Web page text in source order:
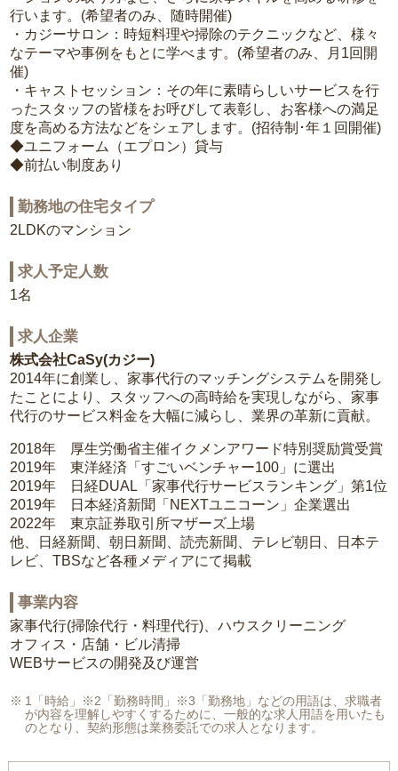
行います。(希望者のみ、随時開催)
・カジーサロン：時短料理や掃除のテクニックなど、様々
なテーマや事例をもとに学べます。(希望者のみ、月1回開
催)
・キャストセッション：その年に素晴らしいサービスを行
ったスタッフの皆様をお呼びして表彰し、お客様への満足
度を高める方法などをシェアします。(招待制･年１回開催)
◆ユニフォーム（エプロン）貸与
◆前払い制度あり
勤務地の住宅タイプ
2LDKのマンション
求人予定人数
1名
求人企業
株式会社CaSy(カジー)
2014年に創業し、家事代行のマッチングシステムを開発し
たことにより、スタッフへの高時給を実現しながら、家事
代行のサービス料金を大幅に減らし、業界の革新に貢献。
2018年 厚生労働省主催イクメンアワード特別奨励賞受賞
2019年 東洋経済「すごいベンチャー100」に選出
2019年 日経DUAL「家事代行サービスランキング」第1位
2019年 日本経済新聞「NEXTユニコーン」企業選出
2022年 東京証券取引所マザーズ上場
他、日経新聞、朝日新聞、読売新聞、テレビ朝日、日本テ
レビ、TBSなど各種メディアにて掲載
事業内容
家事代行(掃除代行・料理代行)、ハウスクリーニング
オフィス・店舗・ビル清掃
WEBサービスの開発及び運営
1「時給」※2「勤務時間」※3「勤務地」などの用語は、求職者
が内容を理解しやすくするために、一般的な求人用語を用いたも
のとなり、契約形態は業務委託での求人となります。